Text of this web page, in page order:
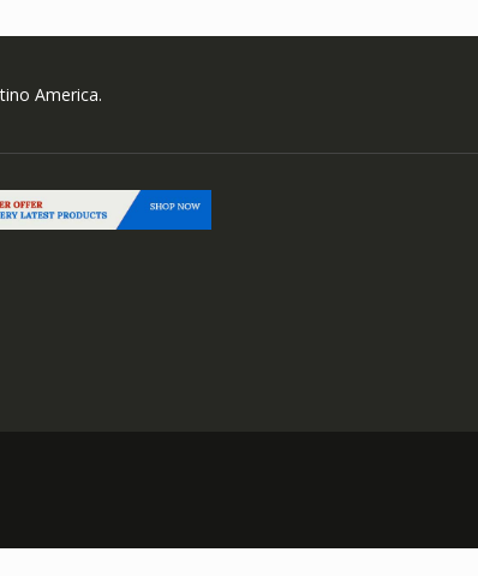
America.